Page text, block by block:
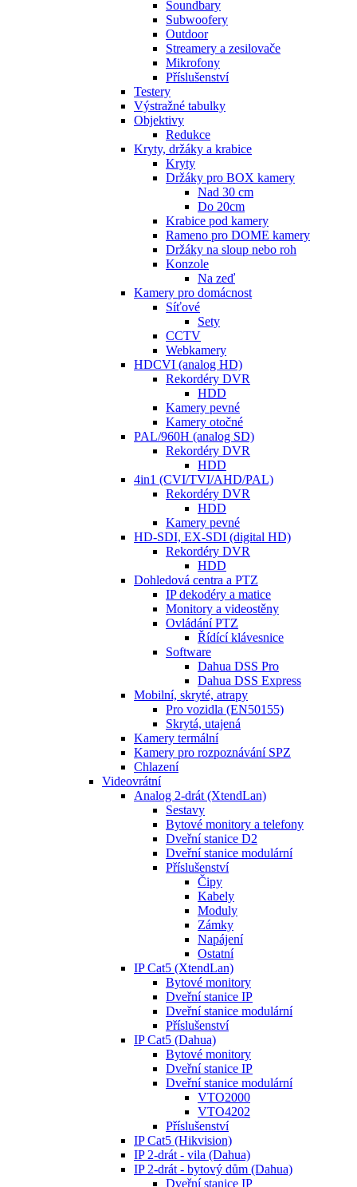
Soundbary
Subwoofery
Outdoor
Streamery a zesilovače
Mikrofony
Příslušenství
Testery
Výstražné tabulky
Objektivy
Redukce
Kryty, držáky a krabice
Kryty
Držáky pro BOX kamery
Nad 30 cm
Do 20cm
Krabice pod kamery
Rameno pro DOME kamery
Držáky na sloup nebo roh
Konzole
Na zeď
Kamery pro domácnost
Síťové
Sety
CCTV
Webkamery
HDCVI (analog HD)
Rekordéry DVR
HDD
Kamery pevné
Kamery otočné
PAL/960H (analog SD)
Rekordéry DVR
HDD
4in1 (CVI/TVI/AHD/PAL)
Rekordéry DVR
HDD
Kamery pevné
HD-SDI, EX-SDI (digital HD)
Rekordéry DVR
HDD
Dohledová centra a PTZ
IP dekodéry a matice
Monitory a videostěny
Ovládání PTZ
Řídící klávesnice
Software
Dahua DSS Pro
Dahua DSS Express
Mobilní, skryté, atrapy
Pro vozidla (EN50155)
Skrytá, utajená
Kamery termální
Kamery pro rozpoznávání SPZ
Chlazení
Videovrátní
Analog 2-drát (XtendLan)
Sestavy
Bytové monitory a telefony
Dveřní stanice D2
Dveřní stanice modulární
Příslušenství
Čipy
Kabely
Moduly
Zámky
Napájení
Ostatní
IP Cat5 (XtendLan)
Bytové monitory
Dveřní stanice IP
Dveřní stanice modulární
Příslušenství
IP Cat5 (Dahua)
Bytové monitory
Dveřní stanice IP
Dveřní stanice modulární
VTO2000
VTO4202
Příslušenství
IP Cat5 (Hikvision)
IP 2-drát - vila (Dahua)
IP 2-drát - bytový dům (Dahua)
Dveřní stanice IP